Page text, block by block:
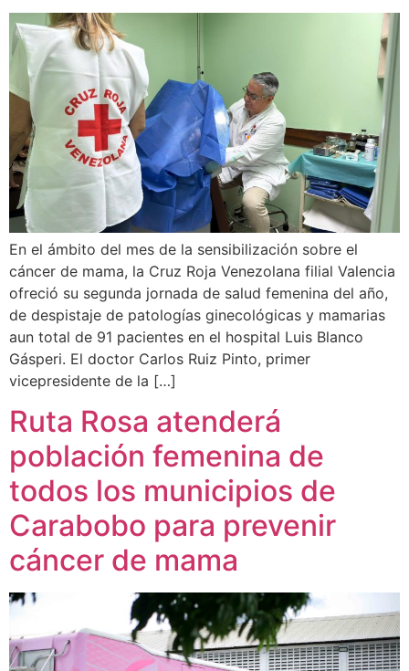
En el ámbito del mes de la sensibilización sobre el
cáncer de mama, la Cruz Roja Venezolana filial Valencia
ofreció su segunda jornada de salud femenina del año,
de despistaje de patologías ginecológicas y mamarias
aun total de 91 pacientes en el hospital Luis Blanco
Gásperi. El doctor Carlos Ruiz Pinto, primer
vicepresidente de la […]
Ruta Rosa atenderá
población femenina de
todos los municipios de
Carabobo para prevenir
cáncer de mama